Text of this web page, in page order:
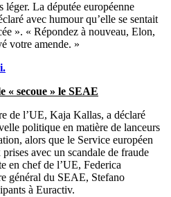
léger. La députée européenne
avec humour qu’elle se sentait
». « Répondez à nouveau, Elon,
votre amende. »
« secoue » le SEAE
de l’UE, Kaja Kallas, a déclaré
politique en matière de lanceurs
alors que le Service européen
avec un scandale de fraude
en chef de l’UE, Federica
général du SEAE, Stefano
à Euractiv.